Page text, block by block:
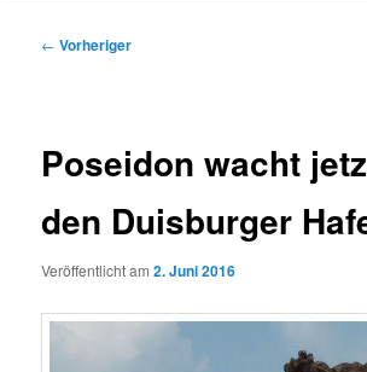
Beitragsnavigation
← Vorheriger
Poseidon wacht
den Duisburger
Veröffentlicht am2. Juni 2016